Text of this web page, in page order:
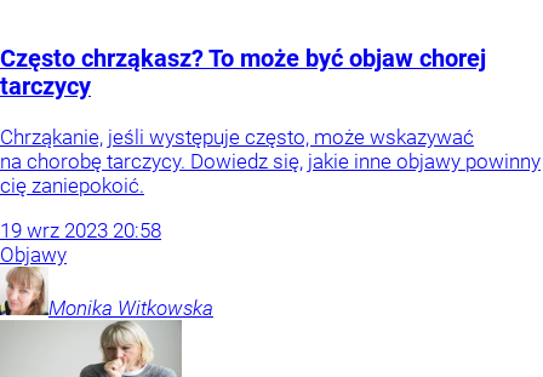
Często chrząkasz? To może być objaw chorej
tarczycy
Chrząkanie, jeśli występuje często, może wskazywać
na chorobę tarczycy. Dowiedz się, jakie inne objawy powinny
cię zaniepokoić.
19 wrz 2023 20:58
Objawy
Monika Witkowska